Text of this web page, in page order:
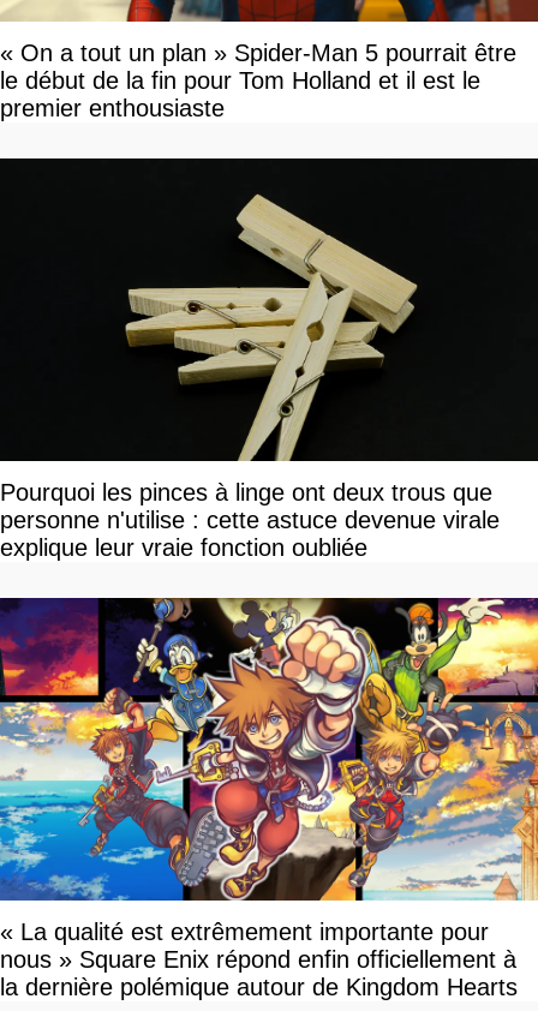
« On a tout un plan » Spider-Man 5 pourrait être
le début de la fin pour Tom Holland et il est le
premier enthousiaste
Pourquoi les pinces à linge ont deux trous que
personne n'utilise : cette astuce devenue virale
explique leur vraie fonction oubliée
« La qualité est extrêmement importante pour
nous » Square Enix répond enfin officiellement à
la dernière polémique autour de Kingdom Hearts